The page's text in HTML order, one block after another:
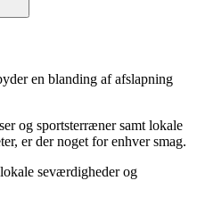
en blanding af afslapning
og sportsterræner samt lokale
er der noget for enhver smag.
seværdigheder og